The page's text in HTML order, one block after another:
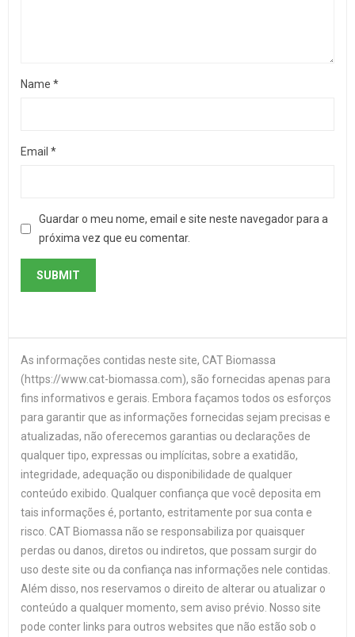
Name *
Email *
Guardar o meu nome, email e site neste navegador para a
próxima vez que eu comentar.
As informações contidas neste site, CAT Biomassa
(https://www.cat-biomassa.com), são fornecidas apenas para
fins informativos e gerais. Embora façamos todos os esforços
para garantir que as informações fornecidas sejam precisas e
atualizadas, não oferecemos garantias ou declarações de
qualquer tipo, expressas ou implícitas, sobre a exatidão,
integridade, adequação ou disponibilidade de qualquer
conteúdo exibido. Qualquer confiança que você deposita em
tais informações é, portanto, estritamente por sua conta e
risco. CAT Biomassa não se responsabiliza por quaisquer
perdas ou danos, diretos ou indiretos, que possam surgir do
uso deste site ou da confiança nas informações nele contidas.
Além disso, nos reservamos o direito de alterar ou atualizar o
conteúdo a qualquer momento, sem aviso prévio. Nosso site
pode conter links para outros websites que não estão sob o